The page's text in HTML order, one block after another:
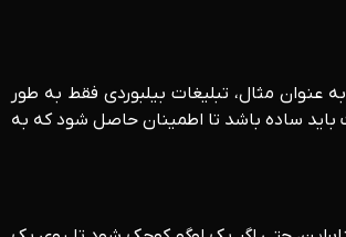
مثال، تبلیغات بیلبوردی فقط به طور
باید ساده باشد تا اطمینان حاصل شود که به